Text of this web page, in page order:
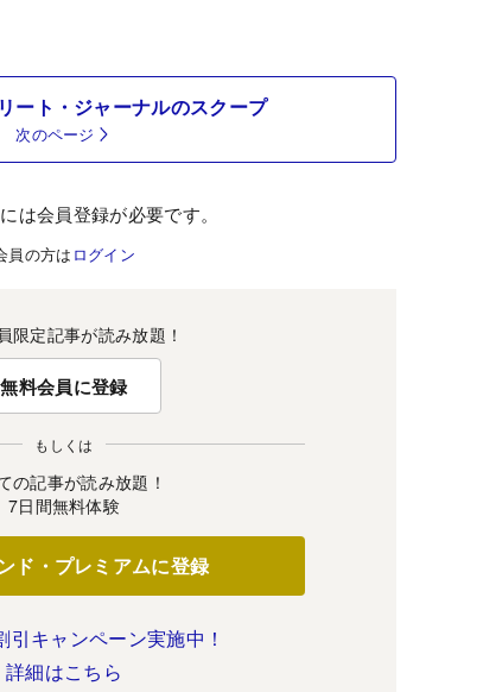
ート・ジャーナルのスクープ
次のページ
は会員登録が必要です。
員の方は ログイン
限定記事が読み放題！
無料会員に登録
もしくは
の記事が読み放題！
7日間無料体験
ド・プレミアムに登録
引キャンペーン実施中！
詳細はこちら